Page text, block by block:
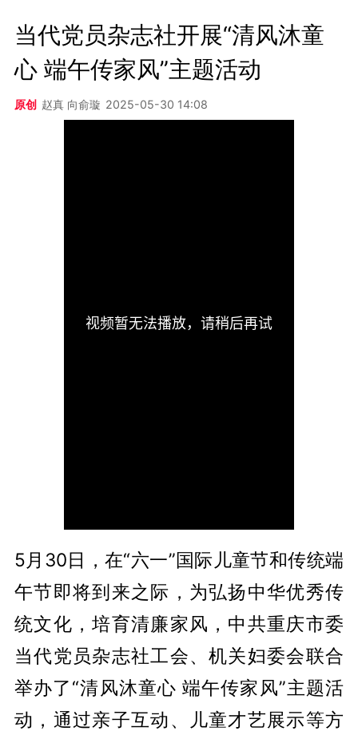
当代党员杂志社开展“清风沐童
心 端午传家风”主题活动
原创 赵真 向俞璇 2025-05-30 14:08
5月30日，在“六一”国际儿童节和传统端
午节即将到来之际，为弘扬中华优秀传
统文化，培育清廉家风，中共重庆市委
当代党员杂志社工会、机关妇委会联合
举办了“清风沐童心 端午传家风”主题活
动，通过亲子互动、儿童才艺展示等方